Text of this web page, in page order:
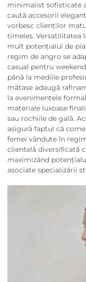
minimalist sofisticate
caută accesorii
vorbesc clienților
timeles. Versatilitatea
mult potențialul de
regim de angro se
casual pentru
până la mediile
mătase adaugă
la evenimentele
materiale luxoase
sau rochiile de gală.
asigură faptul că
femei vândute în
clientelă diversificată
maximizând
asociate specializării